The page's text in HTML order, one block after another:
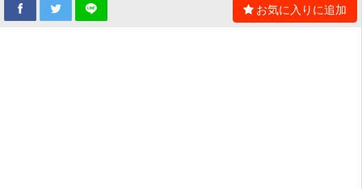
お気に入りに追加